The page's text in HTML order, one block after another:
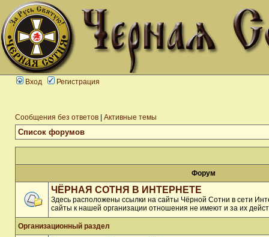
Вход Регистрация
Сообщения без ответов Активные темы
Список форумов
Форум
ЧЁРНАЯ СОТНЯ В ИНТЕРНЕТЕ
Здесь расположены ссылки на сайты Чёрной Сотни в сети
сайты к нашей организации отношения не имеют и за их
Организационный раздел